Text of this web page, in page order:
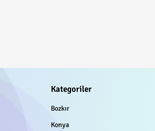
Kategoriler
Bozkır
Konya